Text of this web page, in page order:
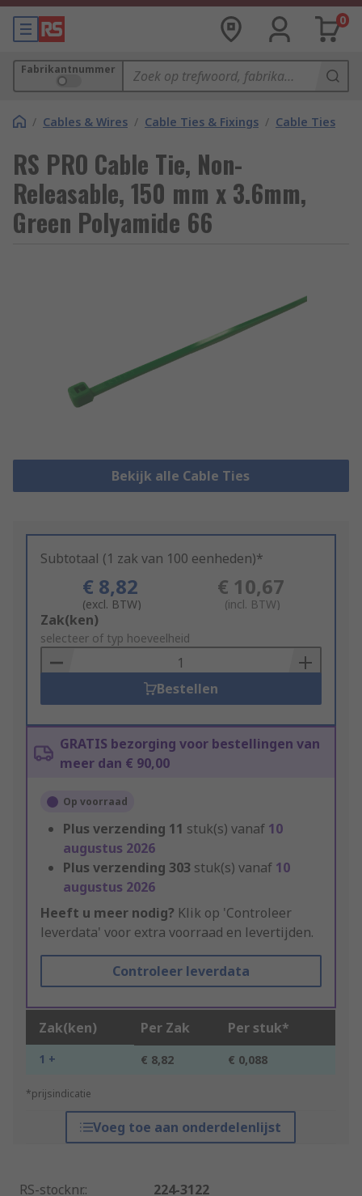
0
Fabrikantnummer
/ Cables & Wires / Cable Ties & Fixings / Cable Ties
RS PRO Cable Tie, Non-
Releasable, 150 mm x 3.6mm,
Green Polyamide 66
Bekijk alle Cable Ties
Subtotaal (1 zak van 100 eenheden)*
€ 8,82
(excl. BTW)
€ 10,67
(incl. BTW)
Add
to
Basket
Zak(ken)
selecteer of typ hoeveelheid
Bestellen
GRATIS bezorging voor bestellingen van
meer dan € 90,00
Op voorraad
Plus verzending 11 stuk(s) vanaf 10
augustus 2026
Plus verzending 303 stuk(s) vanaf 10
augustus 2026
Heeft u meer nodig? Klik op 'Controleer
leverdata' voor extra voorraad en levertijden.
Controleer leverdata
Zak(ken) Per Zak Per stuk*
1 + € 8,82 € 0,088
*prijsindicatie
Voeg toe aan onderdelenlijst
RS-stocknr.:
224-3122